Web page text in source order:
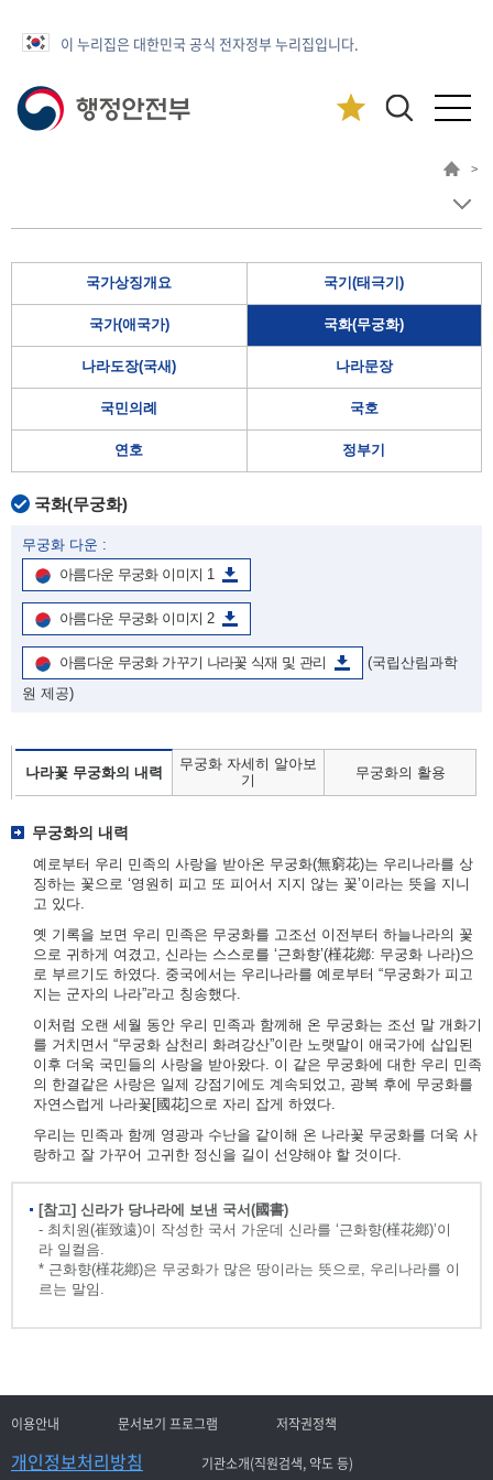
이 누리집은 대한민국 공식 전자정부 누리집입니다.
>
국가상징개요 국기(태극기)
국가(애국가) 국화(무궁화)
나라도장(국새) 나라문장
국민의례 국호
연호 정부기
국화(무궁화)
무궁화 다운 :
아름다운 무궁화 이미지 1
아름다운 무궁화 이미지 2
아름다운 무궁화 가꾸기 나라꽃 식재 및 관리
(국립산림과학
원 제공)
나라꽃 무궁화의 내력
무궁화 자세히 알아보
기
무궁화의 활용
무궁화의 내력
예로부터 우리 민족의 사랑을 받아온 무궁화(無窮花)는 우리나라를 상
징하는 꽃으로 ‘영원히 피고 또 피어서 지지 않는 꽃’이라는 뜻을 지니
고 있다.
옛 기록을 보면 우리 민족은 무궁화를 고조선 이전부터 하늘나라의 꽃
으로 귀하게 여겼고, 신라는 스스로를 ‘근화향’(槿花鄕: 무궁화 나라)으
로 부르기도 하였다. 중국에서는 우리나라를 예로부터 “무궁화가 피고
지는 군자의 나라”라고 칭송했다.
이처럼 오랜 세월 동안 우리 민족과 함께해 온 무궁화는 조선 말 개화기
를 거치면서 “무궁화 삼천리 화려강산”이란 노랫말이 애국가에 삽입된
이후 더욱 국민들의 사랑을 받아왔다. 이 같은 무궁화에 대한 우리 민족
의 한결같은 사랑은 일제 강점기에도 계속되었고, 광복 후에 무궁화를
자연스럽게 나라꽃[國花]으로 자리 잡게 하였다.
우리는 민족과 함께 영광과 수난을 같이해 온 나라꽃 무궁화를 더욱 사
랑하고 잘 가꾸어 고귀한 정신을 길이 선양해야 할 것이다.
[참고] 신라가 당나라에 보낸 국서(國書)
- 최치원(崔致遠)이 작성한 국서 가운데 신라를 ‘근화향(槿花鄕)’이
라 일컬음.
* 근화향(槿花鄕)은 무궁화가 많은 땅이라는 뜻으로, 우리나라를 이
르는 말임.
이용안내 문서보기 프로그램 저작권정책
개인정보처리방침 기관소개(직원검색, 약도 등)